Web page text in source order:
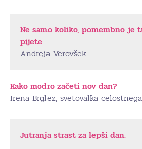
Ne samo koliko, pomembno je
pijete
Andreja Verovšek
Kako modro začeti nov dan?
Irena Brglez, svetovalka
Jutranja strast za lepši dan.